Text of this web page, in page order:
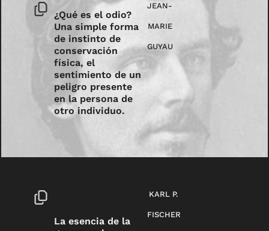
¿Qué es el odio?
Una simple forma
de instinto de
conservación
física, el
sentimiento de un
peligro presente
en la persona de
otro individuo.
JEAN-
MARIE
GUYAU
La esencia de la
KARL P.
FISCHER